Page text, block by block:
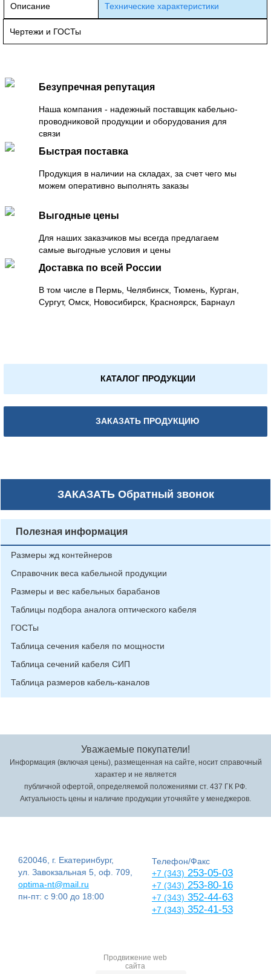
Описание Технические характеристики
Чертежи и ГОСТы
Безупречная репутация
Наша компания - надежный поставщик кабельно-
проводниковой продукции и оборудования для
связи
Быстрая поставка
Продукция в наличии на складах, за счет чего мы
можем оперативно выполнять заказы
Выгодные цены
Для наших заказчиков мы всегда предлагаем
самые выгодные условия и цены
Доставка по всей России
В том числе в Пермь, Челябинск, Тюмень, Курган,
Сургут, Омск, Новосибирск, Красноярск, Барнаул
КАТАЛОГ ПРОДУКЦИИ
ЗАКАЗАТЬ ПРОДУКЦИЮ
ЗАКАЗАТЬОбратный звонок
Полезная информация
Размеры жд контейнеров
Справочник веса кабельной продукции
Размеры и вес кабельных барабанов
Таблицы подбора аналога оптического кабеля
ГОСТы
Таблица сечения кабеля по мощности
Таблица сечений кабеля СИП
Таблица размеров кабель-каналов
Уважаемые покупатели!
Информация (включая цены), размещенная на сайте, носит справочный
характер и не является
публичной офертой, определяемой положениями ст. 437 ГК РФ.
Актуальность цены и наличие продукции уточняйте у менеджеров.
620046, г. Екатеринбург,
ул. Завокзальная 5, оф. 709,
optima-nt@mail.ru
пн-пт: с 9:00 до 18:00
Телефон/Факс
+7 (343) 253-05-03
+7 (343) 253-80-16
+7 (343) 352-44-63
+7 (343) 352-41-53
Продвижение web
сайта